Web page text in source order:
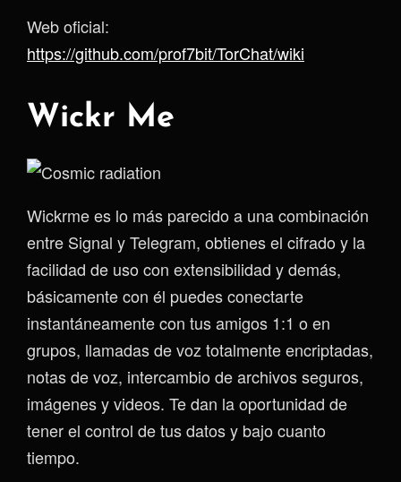
Web oficial:
https://github.com/prof7bit/TorChat/wiki
Wickr Me
Wickrme es lo más parecido a una combinación
entre Signal y Telegram, obtienes el cifrado y la
facilidad de uso con extensibilidad y demás,
básicamente con él puedes conectarte
instantáneamente con tus amigos 1:1 o en
grupos, llamadas de voz totalmente encriptadas,
notas de voz, intercambio de archivos seguros,
imágenes y videos. Te dan la oportunidad de
tener el control de tus datos y bajo cuanto
tiempo.